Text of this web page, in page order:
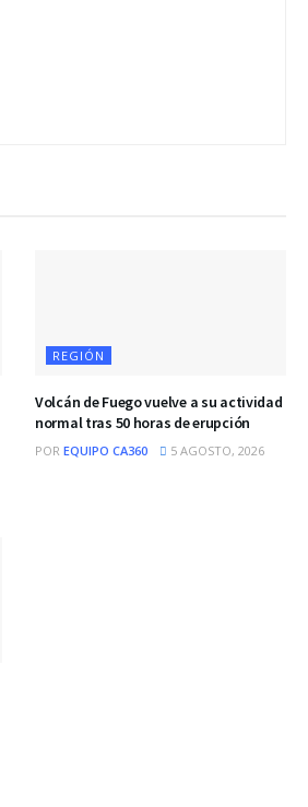
REGIÓN
Volcán de Fuego vuelve a su actividad
normal tras 50 horas de erupción
POR EQUIPO CA360 5 AGOSTO, 2026